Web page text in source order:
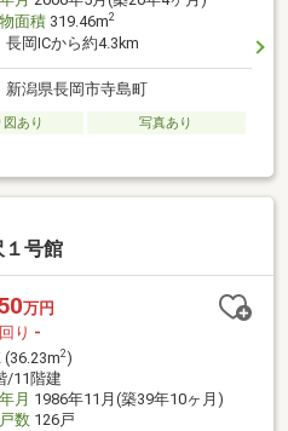
面積319.46m2
長岡ICから約4.3km
新潟県長岡市寺島町
図あり
写真あり
１号館
万円
り -
(36.23m2)
/11階建
月 1986年11月(築39年10ヶ月)
数126戸